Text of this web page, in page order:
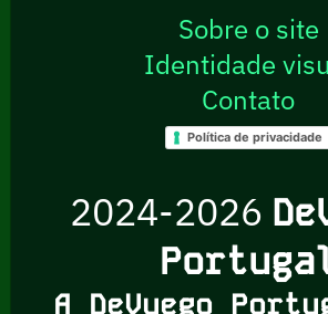
Sobre o site
Identidade
Contato
Política de privacidade
2024-2026
A DeVuego